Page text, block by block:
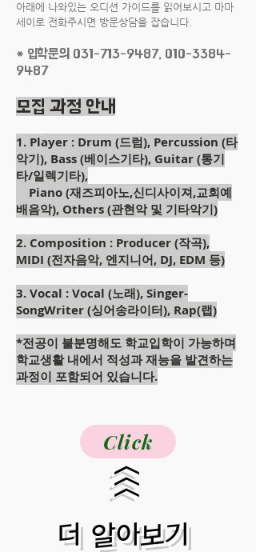
아래에 나와있는 오디션 가이드를 읽어보시고 마마
세이로 전화주시면 방문상담을 잡습니다.
* 입학문의 031-713-9487, 010-3384-
9487
모집 과정 안내
1. Player : Drum (드럼), Percussion (타
악기), Bass (베이스기타), Guitar (통기
타/일렉기타),
Piano (재즈피아노,신디사이져,교회예
배음악), Others (관현악 및 기타악기)
2. Composition : Producer (작곡),
MIDI (전자음악, 엔지니어, DJ, EDM 등)
3. Vocal : Vocal (노래), Singer-
SongWriter (싱어송라이터), Rap(랩)
*전공이 불분명해도 학교입학이 가능하며
학교생활 내에서 적성과 재능을 발견하는
과정이 포함되어 있습니다.
Click
<<<
더 알아보기